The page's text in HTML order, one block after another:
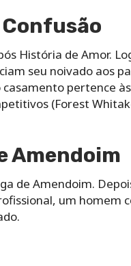
História de Amor.
seu noivado aos
pertence
(Forest
Amendoim
de Amendoim.
um homem